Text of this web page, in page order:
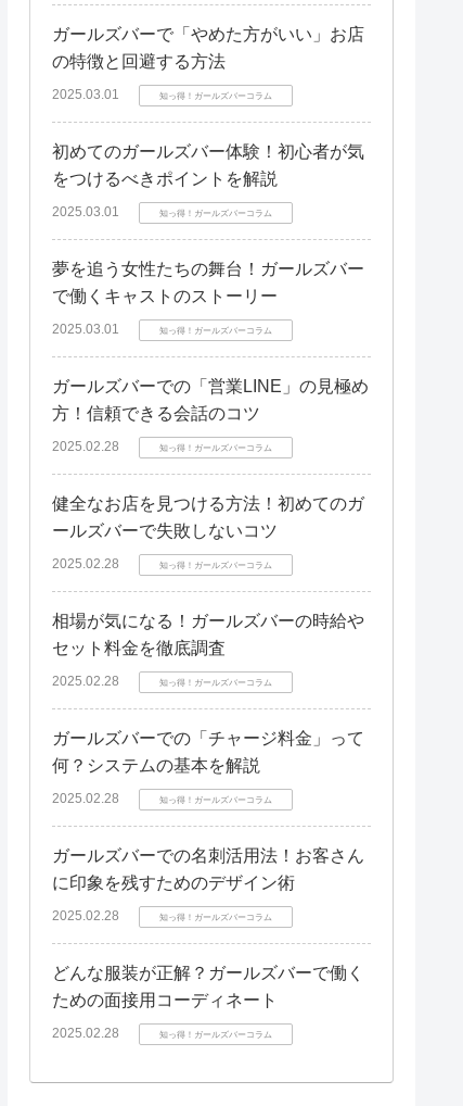
ガールズバーで「やめた方がいい」お店
の特徴と回避する方法
2025.03.01 知っ得！ガールズバーコラム
初めてのガールズバー体験！初心者が気
をつけるべきポイントを解説
2025.03.01 知っ得！ガールズバーコラム
夢を追う女性たちの舞台！ガールズバー
で働くキャストのストーリー
2025.03.01 知っ得！ガールズバーコラム
ガールズバーでの「営業LINE」の見極め
方！信頼できる会話のコツ
2025.02.28 知っ得！ガールズバーコラム
健全なお店を見つける方法！初めてのガ
ールズバーで失敗しないコツ
2025.02.28 知っ得！ガールズバーコラム
相場が気になる！ガールズバーの時給や
セット料金を徹底調査
2025.02.28 知っ得！ガールズバーコラム
ガールズバーでの「チャージ料金」って
何？システムの基本を解説
2025.02.28 知っ得！ガールズバーコラム
ガールズバーでの名刺活用法！お客さん
に印象を残すためのデザイン術
2025.02.28 知っ得！ガールズバーコラム
どんな服装が正解？ガールズバーで働く
ための面接用コーディネート
2025.02.28 知っ得！ガールズバーコラム